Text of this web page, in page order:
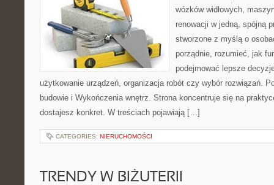
wózków widłowych,
renowacji w jedną, spójną
stworzone z myślą o
porządnie, rozumieć, jak
podejmować lepsze
użytkowanie urządzeń, organizacja robót czy wybór rozwiązań.
budowie i Wykończenia wnętrz. Strona koncentruje się na
dostajesz konkret. W treściach pojawiają […]
CATEGORIES: NIERUCHOMOŚCI
TRENDY W BIŻUTERII